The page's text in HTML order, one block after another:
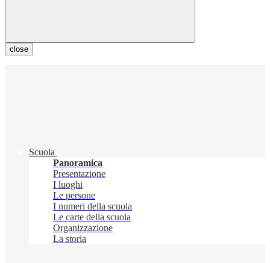
close
Scuola
Panoramica
Presentazione
I luoghi
Le persone
I numeri della scuola
Le carte della scuola
Organizzazione
La storia